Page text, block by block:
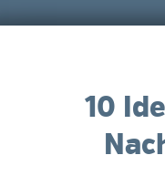
10